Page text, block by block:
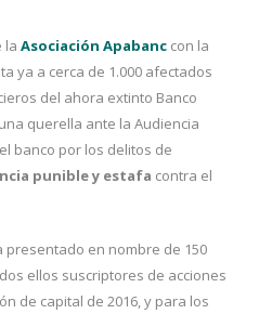
la Asociación Apabanc con la
ya a cerca de 1.000 afectados
del ahora extinto Banco
querella ante la Audiencia
banco por los delitos de
punible y estafa contra el
presentado en nombre de 150
ellos suscriptores de acciones
de capital de 2016, y para los